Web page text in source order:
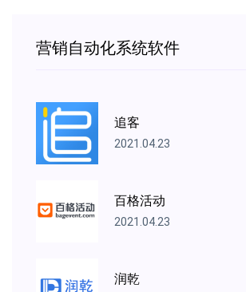
营销自动化系统软件
追客
2021.04.23
百格活动
2021.04.23
润乾